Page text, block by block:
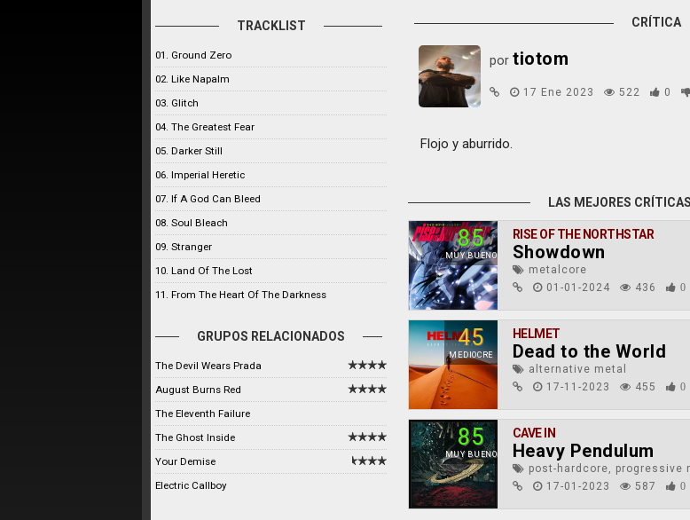
TRACKLIST
01. Ground Zero
02. Like Napalm
03. Glitch
04. The Greatest Fear
05. Darker Still
06. Imperial Heretic
07. If A God Can Bleed
08. Soul Bleach
09. Stranger
10. Land Of The Lost
11. From The Heart Of The Darkness
GRUPOS RELACIONADOS
The Devil Wears Prada
August Burns Red
The Eleventh Failure
The Ghost Inside
Your Demise
Electric Callboy
CRÍTICA
portiotom
17 Ene 2023 522 0
Flojo y aburrido.
LAS MEJORES
85
MUY BUENO
RISE OF THE NORTHSTAR
Showdown
metalcore
01-01-2024
436 0
45
MEDIOCRE
HELMET
Dead to the World
alternative metal
17-11-2023
455 0
85
MUY BUENO
CAVE IN
Heavy Pendulum
post-hardcore, progressive
17-01-2023
587 0